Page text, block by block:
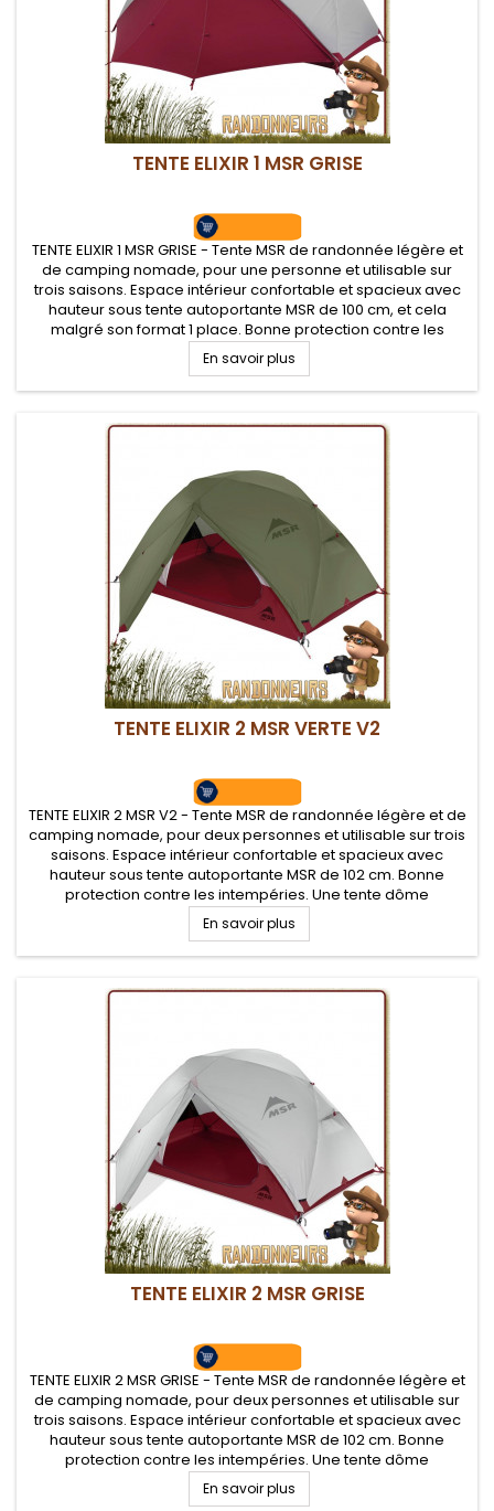
TENTE ELIXIR 1 MSR GRISE
TENTE ELIXIR 1 MSR GRISE - Tente MSR de randonnée légère et
de camping nomade, pour une personne et utilisable sur
trois saisons. Espace intérieur confortable et spacieux avec
hauteur sous tente autoportante MSR de 100 cm, et cela
malgré son format 1 place. Bonne protection contre les
intempéries. Tapis de sol fourni.
En savoir plus
TENTE ELIXIR 2 MSR VERTE V2
TENTE ELIXIR 2 MSR V2 - Tente MSR de randonnée légère et de
camping nomade, pour deux personnes et utilisable sur trois
saisons. Espace intérieur confortable et spacieux avec
hauteur sous tente autoportante MSR de 102 cm. Bonne
protection contre les intempéries. Une tente dôme
autoportante d'un très bon rapport qualité/prix. Tapis de sol
fourni.
En savoir plus
TENTE ELIXIR 2 MSR GRISE
TENTE ELIXIR 2 MSR GRISE - Tente MSR de randonnée légère et
de camping nomade, pour deux personnes et utilisable sur
trois saisons. Espace intérieur confortable et spacieux avec
hauteur sous tente autoportante MSR de 102 cm. Bonne
protection contre les intempéries. Une tente dôme
autoportante d'un très bon rapport qualité/prix. Tapis de sol
fourni.
En savoir plus